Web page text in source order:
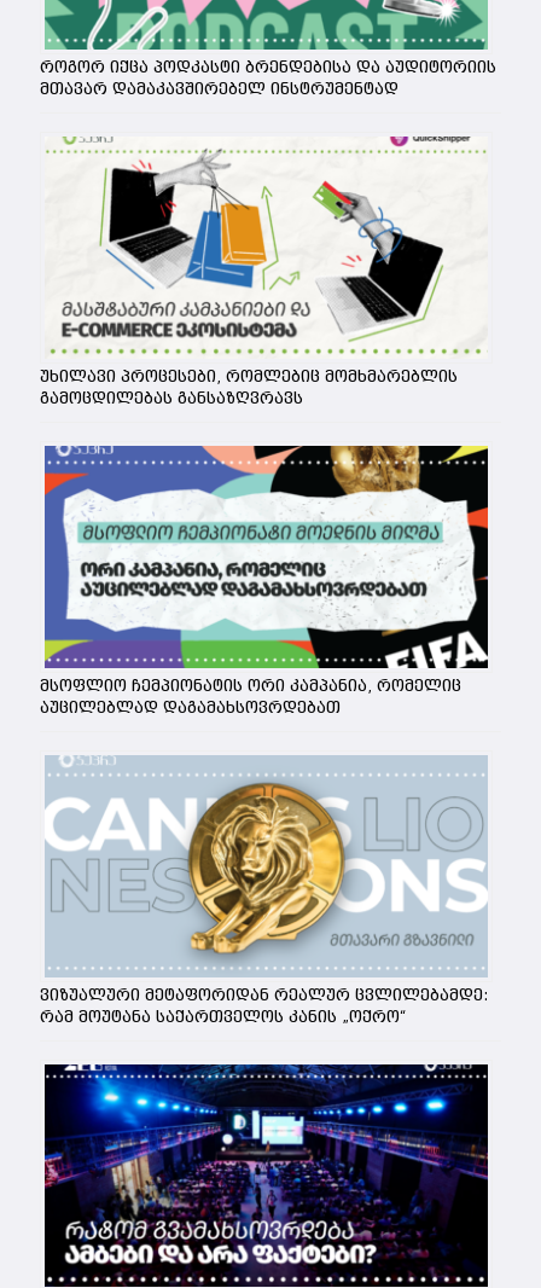
როგორ იქცა პოდკასტი ბრენდებისა და აუდიტორიის
მთავარ დამაკავშირებელ ინსტრუმენტად
უხილავი პროცესები, რომლებიც მომხმარებლის
გამოცდილებას განსაზღვრავს
მსოფლიო ჩემპიონატის ორი კამპანია, რომელიც
აუცილებლად დაგამახსოვრდებათ
ვიზუალური მეტაფორიდან რეალურ ცვლილებამდე:
რამ მოუტანა საქართველოს კანის „ოქრო“